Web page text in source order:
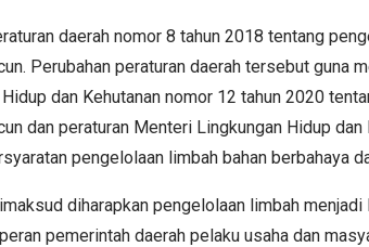
daerah nomor 8 tahun 2018 tentang
Perubahan peraturan daerah tersebut guna
dan Kehutanan nomor 12 tahun 2020
dan peraturan Menteri Lingkungan Hidup dan
pengelolaan limbah bahan berbahaya
diharapkan pengelolaan limbah
pemerintah daerah pelaku usaha dan